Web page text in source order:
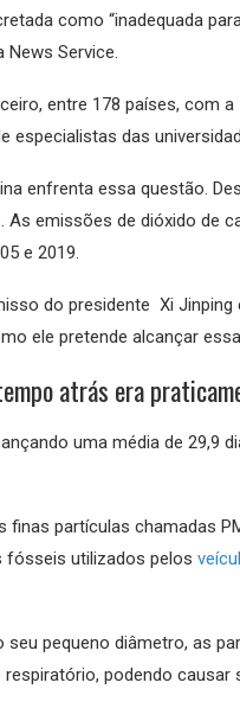
como “inadequada
News Service.
entre 178 países, com a
especialistas das
enfrenta essa questão.
As emissões de dióxido de
e 2019.
do presidente Xi
ele pretende alcançar
atrás era
uma média de
finas partículas chamadas
fósseis utilizados pelos
seu pequeno diâmetro, as
podendo causar